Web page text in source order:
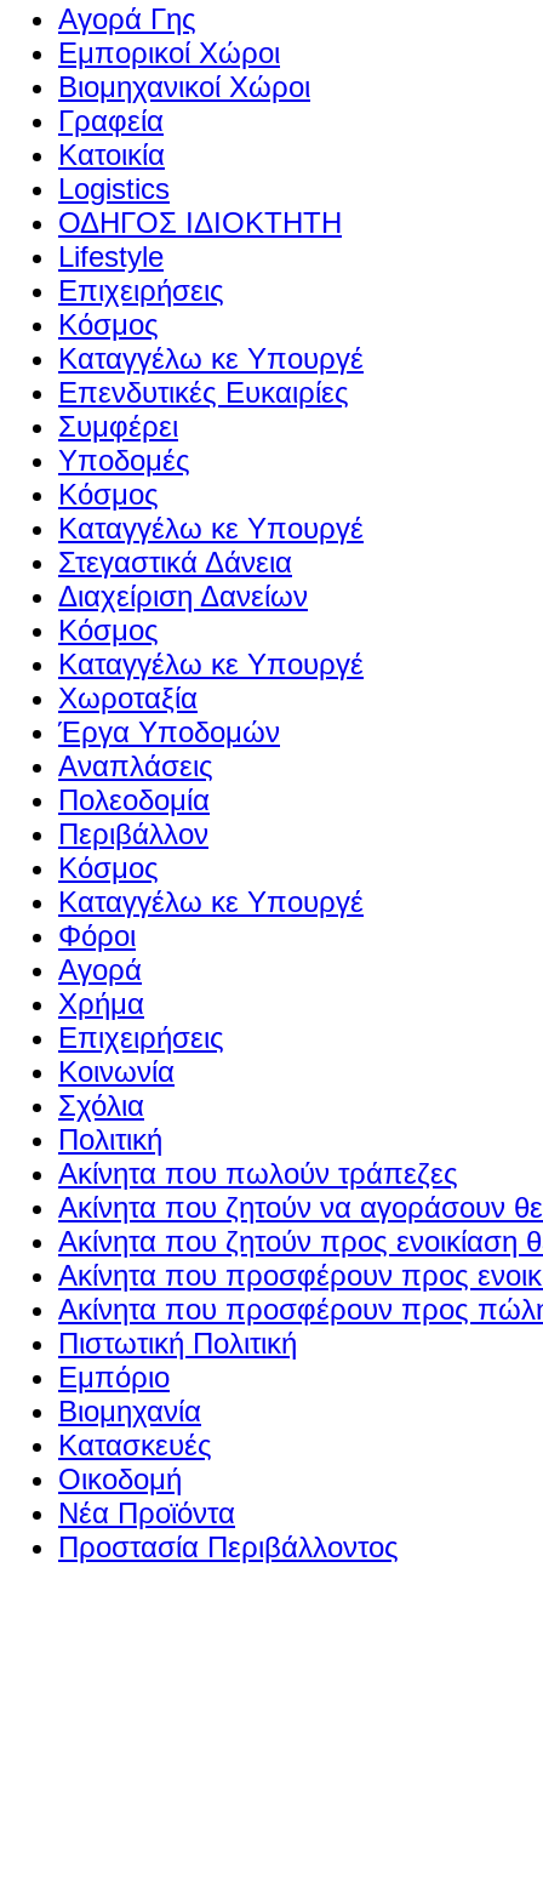
Αγορά Γης
Εμπορικοί Χώροι
Βιομηχανικοί Χώροι
Γραφεία
Κατοικία
Logistics
ΟΔΗΓΟΣ ΙΔΙΟΚΤΗΤΗ
Lifestyle
Επιχειρήσεις
Κόσμος
Καταγγέλω κε Υπουργέ
Επενδυτικές Ευκαιρίες
Συμφέρει
Υποδομές
Κόσμος
Καταγγέλω κε Υπουργέ
Στεγαστικά Δάνεια
Διαχείριση Δανείων
Κόσμος
Καταγγέλω κε Υπουργέ
Χωροταξία
Έργα Υποδομών
Αναπλάσεις
Πολεοδομία
Περιβάλλον
Κόσμος
Καταγγέλω κε Υπουργέ
Φόροι
Αγορά
Χρήμα
Επιχειρήσεις
Κοινωνία
Σχόλια
Πολιτική
Ακίνητα που πωλούν τράπεζες
Ακίνητα που ζητούν να αγοράσουν
Ακίνητα που ζητούν προς ενοικίαση
Ακίνητα που προσφέρουν προς
Ακίνητα που προσφέρουν προς
Πιστωτική Πολιτική
Εμπόριο
Βιομηχανία
Κατασκευές
Οικοδομή
Νέα Προϊόντα
Προστασία Περιβάλλοντος